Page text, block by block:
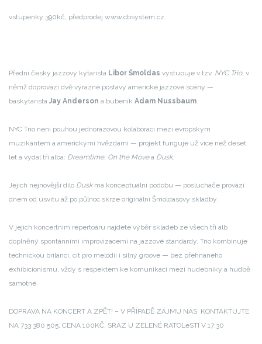
vstupenky 390kč, předprodej www.cbsystem.cz
Přední český jazzový kytarista Libor Šmoldas vystupuje v tzv. NYC Trio, v
němž doprovází dvě výrazné postavy americké jazzové scény —
baskytarista Jay Anderson a bubeník Adam Nussbaum.
NYC Trio není pouhou jednorázovou kolaborací mezi evropským
muzikantem a americkými hvězdami — projekt funguje už více než deset
let a vydal tři alba: Dreamtime, On the Movea Dusk.
Jejich nejnovější dílo Duskmá konceptuální podobu — posluchače provází
dnem od úsvitu až po půlnoc skrze originální Šmoldasovy skladby.
V jejich koncertním repertoáru najdete výběr skladeb ze všech tří alb
doplněný spontánními improvizacemi na jazzové standardy. Trio kombinuje
technickou brilanci, cit pro melodii i silný groove — bez přehnaného
exhibicionismu, vždy s respektem ke komunikaci mezi hudebníky a hudbě
samotné.
DOPRAVA NA KONCERT A ZPĚT! – V PŘÍPADĚ ZÁJMU NÁS KONTAKTUJTE
NA 733 380 505, CENA 100KČ, SRAZ U ZELENÉ RATOLeSTI V 17:30